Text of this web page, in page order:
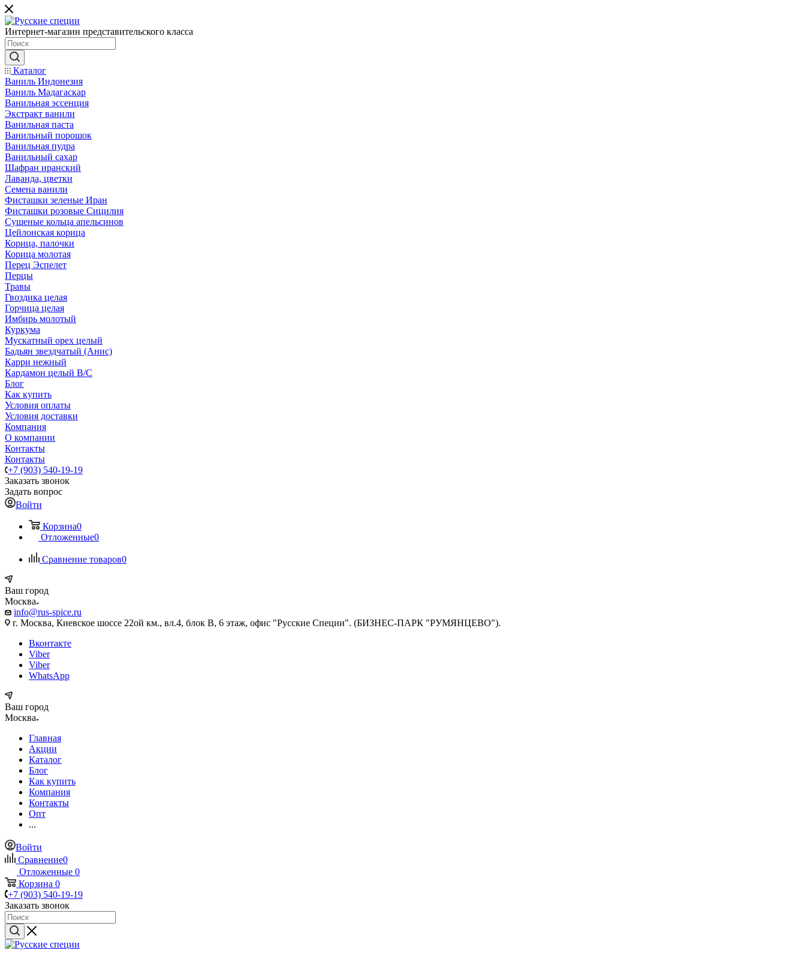
Интернет-магазин представительского класса
Каталог
Ваниль Индонезия
Ваниль Мадагаскар
Ванильная эссенция
Экстракт ванили
Ванильная паста
Ванильный порошок
Ванильная пудра
Ванильный сахар
Шафран иранский
Лаванда, цветки
Семена ванили
Фисташки зеленые Иран
Фисташки розовые Сицилия
Сушеные кольца апельсинов
Цейлонская корица
Корица, палочки
Корица молотая
Перец Эспелет
Перцы
Травы
Гвоздика целая
Горчица целая
Имбирь молотый
Куркума
Мускатный орех целый
Бадьян звездчатый (Анис)
Карри нежный
Кардамон целый В/С
Блог
Как купить
Условия оплаты
Условия доставки
Компания
О компании
Контакты
Контакты
+7 (903) 540-19-19
Заказать звонок
Задать вопрос
Войти
Корзина0
Отложенные0
Сравнение товаров0
Ваш город
Москва
info@rus-spice.ru
г. Москва, Киевское шоссе 22ой км., вл.4, блок В, 6 этаж, офис "Русские Специи". (БИЗНЕС-ПАРК "РУМЯНЦЕВО").
Вконтакте
Viber
Viber
WhatsApp
Ваш город
Москва
Главная
Акции
Каталог
Блог
Как купить
Компания
Контакты
Опт
...
Войти
Сравнение0
Отложенные 0
Корзина 0
+7 (903) 540-19-19
Заказать звонок